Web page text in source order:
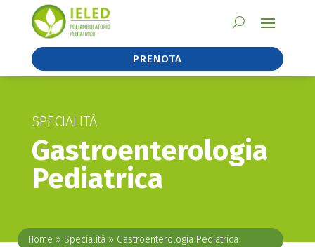
PRENOTA
SPECIALITÀ
Gastroenterologia
Pediatrica
Home » Specialità» Gastroenterologia Pediatrica